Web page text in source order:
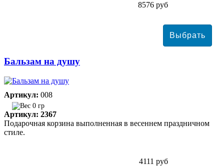
8576 руб
Бальзам на душу
Артикул: 008
0 гр
Артикул: 2367
Подарочная корзина выполненная в весеннем праздничном
стиле.
4111 руб